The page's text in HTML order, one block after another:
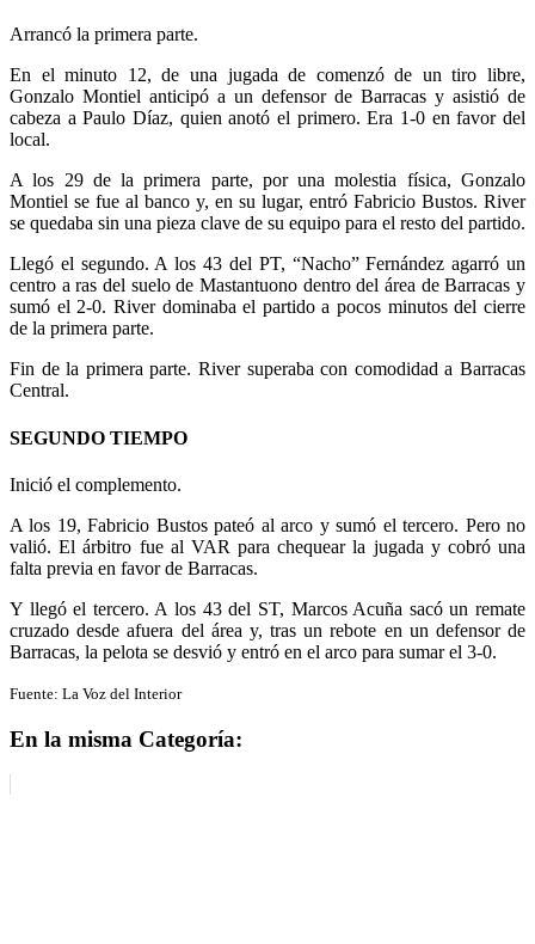
Arrancó la primera parte.
En el minuto 12, de una jugada de comenzó de un tiro libre,
Gonzalo Montiel anticipó a un defensor de Barracas y asistió de
cabeza a Paulo Díaz, quien anotó el primero. Era 1-0 en favor del
local.
A los 29 de la primera parte, por una molestia física, Gonzalo
Montiel se fue al banco y, en su lugar, entró Fabricio Bustos. River
se quedaba sin una pieza clave de su equipo para el resto del partido.
Llegó el segundo. A los 43 del PT, “Nacho” Fernández agarró un
centro a ras del suelo de Mastantuono dentro del área de Barracas y
sumó el 2-0. River dominaba el partido a pocos minutos del cierre
de la primera parte.
Fin de la primera parte. River superaba con comodidad a Barracas
Central.
SEGUNDO TIEMPO
Inició el complemento.
A los 19, Fabricio Bustos pateó al arco y sumó el tercero. Pero no
valió. El árbitro fue al VAR para chequear la jugada y cobró una
falta previa en favor de Barracas.
Y llegó el tercero. A los 43 del ST, Marcos Acuña sacó un remate
cruzado desde afuera del área y, tras un rebote en un defensor de
Barracas, la pelota se desvió y entró en el arco para sumar el 3-0.
Fuente: La Voz del Interior
En la misma Categoría: